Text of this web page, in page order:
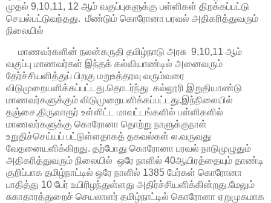
முதல் 9,10,11, 12 ஆம் வகுப்புகளுக்கு பள்ளிகள் திறக்கப்பட்டு
செயல்பட்டுவந்தது. மீண்டும் கொரோனா பரவல் அதிகரித்துவரும்
நிலையில்
மாணவர்களின் நலன்கருதி தமிழ்நாடு அரசு 9,10,11 ஆம்
வகுப்பு மாணவர்கள் இந்தக் கல்வியாண்டில் அனைவரும்
தேர்ச்சியளித்துப் பிறகு மறுஉத்தரவு வரும்வரை
விடுமுறையளிக்கப்பட்டது.தொடர்ந்து கல்லூரி இறுதியாண்டு
மாணவர்களுக்கும் விடுமுறையளிக்கப்பட்டது.இந்நிலையில்
தஞ்சை,திருவாரூர் உள்ளிட்ட மாவட்டங்களில் பள்ளிகளில்
மாணவர்களுக்கு கொரோனா தொற்று நாளுக்குநாள்
உறுதிச்செய்யப் பட்டுள்ளதாகத் தகவல்கள் ல.வருவது
வேதனையளிக்கிறது. தற்போது கொரோனா பரவல் நாடுமுழுதும்
அதிகரித்துவரும் நிலையில் ஒரே நாளில் 40ஆயிரத்தையும் தாண்டி
குறிப்பாக தமிழ்நாட்டில் ஒரே நாளில் 1385 பேர்கள் கொரோனா
பாதித்து 10 பேர் உயிரிழந்துள்ளது அதிர்ச்சியளிக்கின்றது.மேலும்
சுகாதாரத்துறைச் செயலாளர் தமிழ்நாட்டில் கொரோனா ஏறுமுகமாக